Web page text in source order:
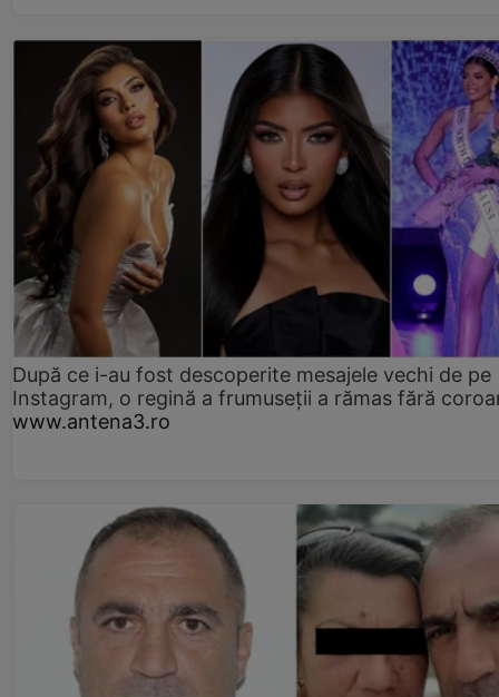
După ce i-au fost descoperite mesajele vechi de pe
Instagram, o regină a frumuseții a rămas fără
www.antena3.ro